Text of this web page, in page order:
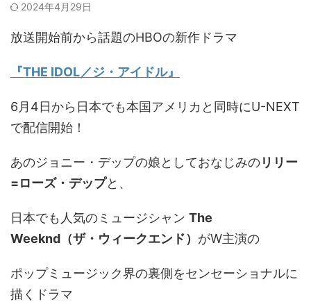
2024年4月29日
放送開始前から話題のHBOの新作ドラマ
『THE IDOL／ジ・アイドル』
6月4日から日本でも本国アメリカと同時にU-NEXT
で配信開始！
あのジョニー・デップの娘としておなじみのリリー
=ローズ・デップと、
日本でも人気のミュージシャン The
Weeknd（ザ・ウィークエンド） がW主演の
ポップミュージック界の裏側をセンセーショナルに
描くドラマ